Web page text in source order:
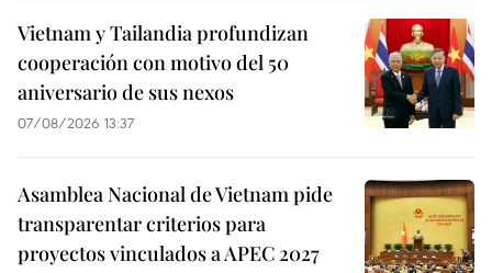
Vietnam y Tailandia profundizan
cooperación con motivo del 50
aniversario de sus nexos
07/08/2026 13:37
Asamblea Nacional de Vietnam pide
transparentar criterios para
proyectos vinculados a APEC 2027